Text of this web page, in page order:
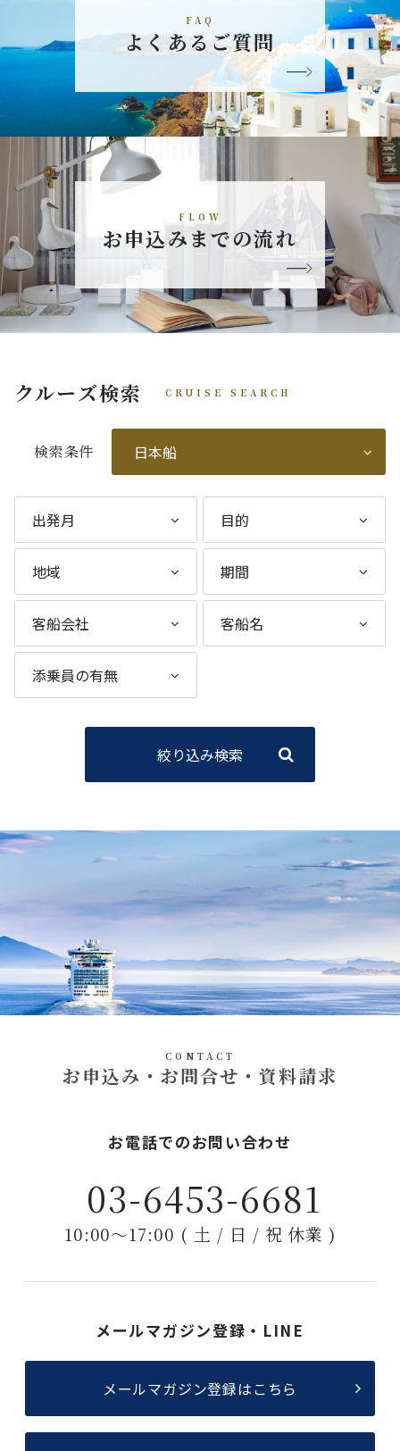
FAQ
よくあるご質問
FLOW
お申込みまでの流れ
クルーズ検索 CRUISE SEARCH
検索条件
絞り込み検索
CONTACT
お申込み・お問合せ・資料請求
お電話でのお問い合わせ
03-6453-6681
10:00〜17:00 ( 土 / 日 / 祝 休業 )
メールマガジン登録・LINE
メールマガジン登録はこちら